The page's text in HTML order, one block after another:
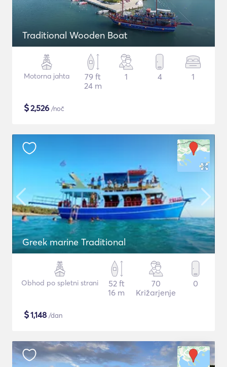
Traditional Wooden Boat
Motorna jahta
79 ft
24 m
1 4 1
$2,526 /noč
Greek marine Traditional
Obhod po spletni strani
52 ft
16 m
70
Križarjenje
0
$1,148 /dan